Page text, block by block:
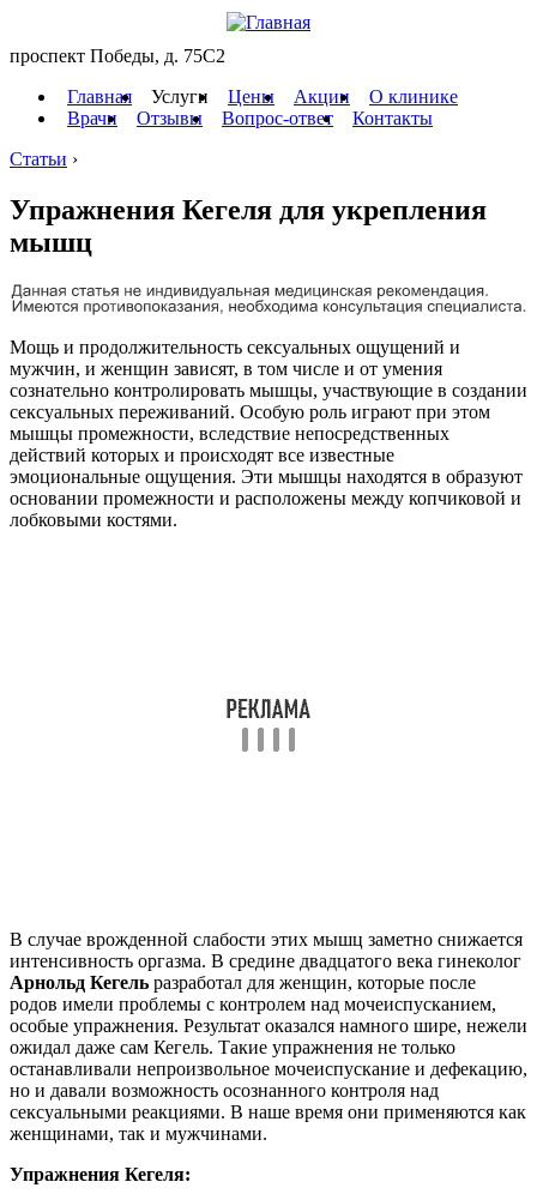
проспект Победы, д. 75C2
Главная
Услуги Цены Акции
О клинике
Врачи
Отзывы Вопрос-ответ
Контакты
Статьи ›
Упражнения Кегеля для укрепления
мышц
Мощь и продолжительность сексуальных ощущений и
мужчин, и женщин зависят, в том числе и от умения
сознательно контролировать мышцы, участвующие в создании
сексуальных переживаний. Особую роль играют при этом
мышцы промежности, вследствие непосредственных
действий которых и происходят все известные
эмоциональные ощущения. Эти мышцы находятся в образуют
основании промежности и расположены между копчиковой и
лобковыми костями.
В случае врожденной слабости этих мышц заметно снижается
интенсивность оргазма. В средине двадцатого века гинеколог
Арнольд Кегель разработал для женщин, которые после
родов имели проблемы с контролем над мочеиспусканием,
особые упражнения. Результат оказался намного шире, нежели
ожидал даже сам Кегель. Такие упражнения не только
останавливали непроизвольное мочеиспускание и дефекацию,
но и давали возможность осознанного контроля над
сексуальными реакциями. В наше время они применяются как
женщинами, так и мужчинами.
Упражнения Кегеля: